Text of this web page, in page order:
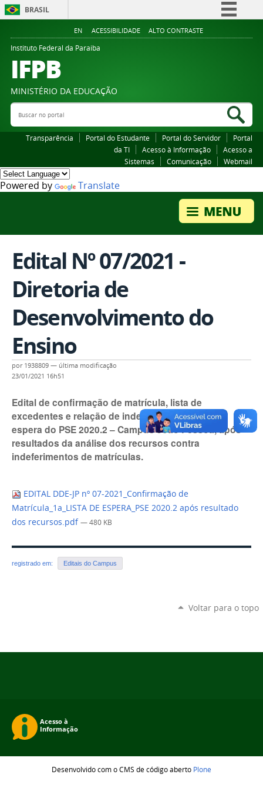
BRASIL
Simplifique!
Legislação
EN ACESSIBILIDADE ALTO CONTRASTE
Instituto Federal da Paraiba
IFPB
MINISTÉRIO DA EDUCAÇÃO
Buscar no portal
Transparência Portal do Estudante Portal do Servidor
Portal
da TI
Acesso à Informação
Acesso a
Sistemas
Comunicação Webmail
Powered by Translate
Edital Nº 07/2021 -
Diretoria de
Desenvolvimento do
Ensino
por 1938809 — última modificação
23/01/2021 16h51
Edital de confirmação de matrícula, lista de
excedentes e relação de indeferidos da lista de
espera do PSE 2020.2 – Campus João Pessoa, após
resultados da análise dos recursos contra
indeferimentos de matrículas.
EDITAL DDE-JP nº 07-2021_Confirmação de
Matrícula_1a_LISTA DE ESPERA_PSE 2020.2 após resultado
dos recursos.pdf — 480 KB
registrado em: Editais do Campus
Voltar para o topo
Desenvolvido com o CMS de código aberto Plone